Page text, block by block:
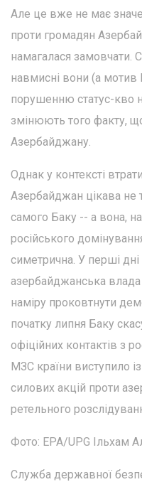
Але це вже не має
проти громадян
намагалася замовчати.
навмисні вони (а мотив
порушенню статус-кво
змінюють того факту,
Азербайджану.
Однак у контексті
Азербайджан цікава не
самого Баку -- а вона,
російського
симетрична. У перші дні
азербайджанська
наміру проковтнути
початку липня Баку
офіційних контактів з
МЗС країни виступило
силових акцій проти
ретельного
Фото: EPA/UPG Ільхам
Служба державної